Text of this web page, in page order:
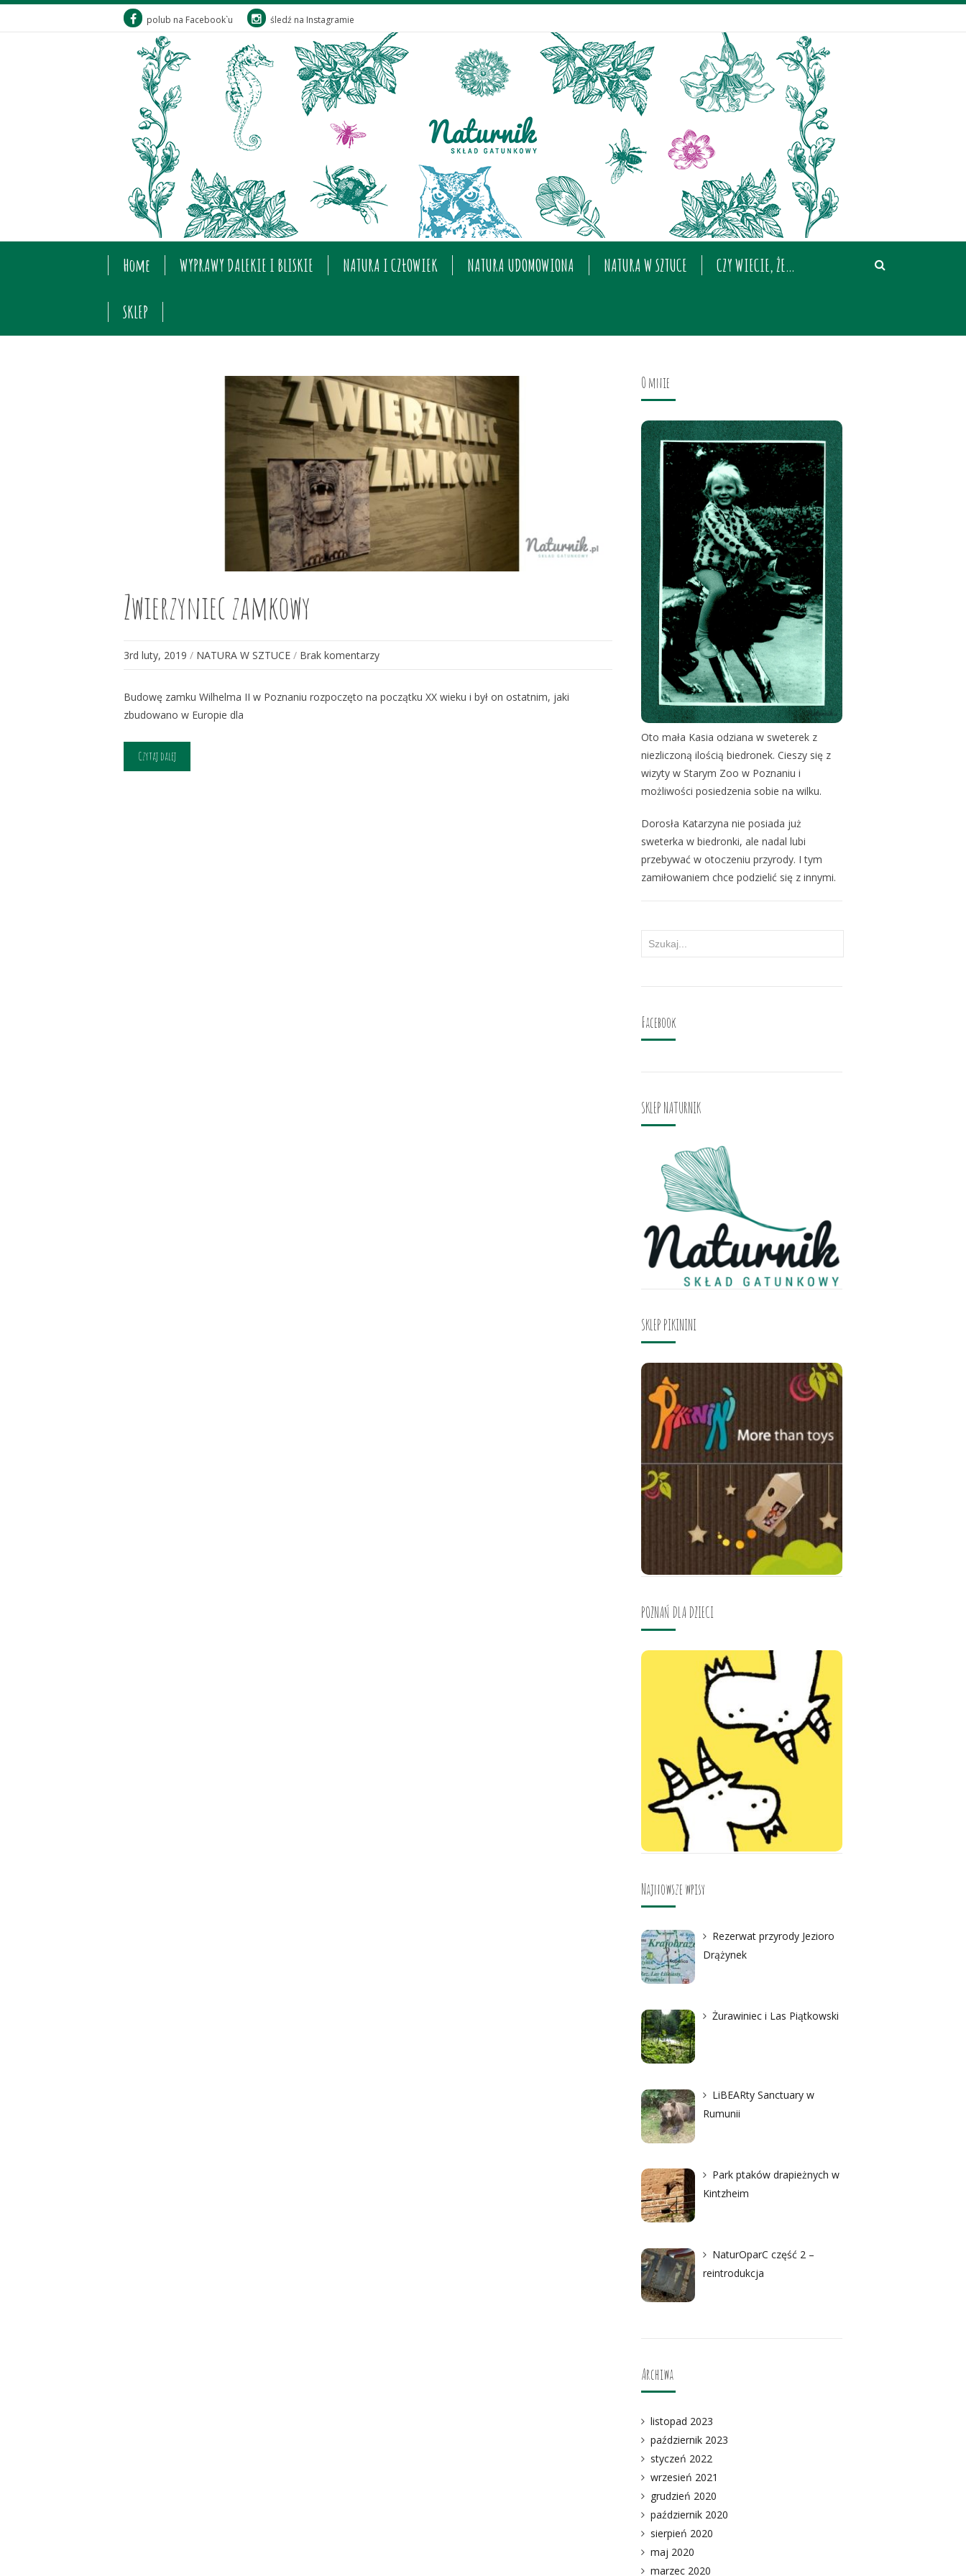
polub na Facebook`u śledź na Instagramie
Home WYPRAWY DALEKIE I BLISKIE NATURA I CZŁOWIEK NATURA UDOMOWIONA NATURA W SZTUCE CZY WIECIE, ŻE…
SKLEP
Zwierzyniec zamkowy
3rd luty, 2019 / NATURA W SZTUCE / Brak komentarzy
Budowę zamku Wilhelma II w Poznaniu rozpoczęto na początku XX wieku i był on ostatnim, jaki
zbudowano w Europie dla
Czytaj dalej
O mnie
Oto mała Kasia odziana w sweterek z
niezliczoną ilością biedronek. Cieszy się z
wizyty w Starym Zoo w Poznaniu i
możliwości posiedzenia sobie na wilku.
Dorosła Katarzyna nie posiada już
sweterka w biedronki, ale nadal lubi
przebywać w otoczeniu przyrody. I tym
zamiłowaniem chce podzielić się z innymi.
Facebook
SKLEP NATURNIK
SKLEP PIKININI
POZNAŃ DLA DZIECI
Najnowsze wpisy
Rezerwat przyrody Jezioro
Drążynek
Żurawiniec i Las Piątkowski
LiBEARty Sanctuary w
Rumunii
Park ptaków drapieżnych w
Kintzheim
NaturOparC część 2 –
reintrodukcja
Archiwa
listopad 2023
październik 2023
styczeń 2022
wrzesień 2021
grudzień 2020
październik 2020
sierpień 2020
maj 2020
marzec 2020